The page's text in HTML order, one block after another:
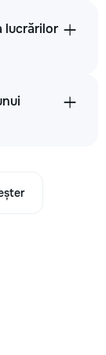
lucrărilor